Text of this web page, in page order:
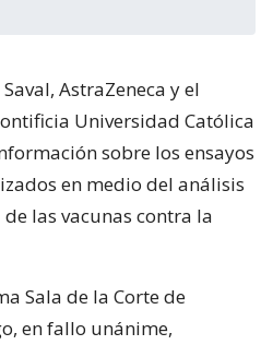
AstraZeneca y el
Universidad Católica
sobre los ensayos
en medio del análisis
las vacunas contra la
Sala de la Corte de
en fallo unánime,